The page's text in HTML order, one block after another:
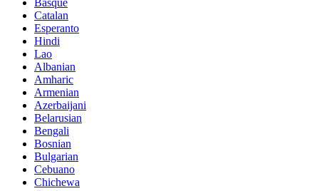
Basque
Catalan
Esperanto
Hindi
Lao
Albanian
Amharic
Armenian
Azerbaijani
Belarusian
Bengali
Bosnian
Bulgarian
Cebuano
Chichewa